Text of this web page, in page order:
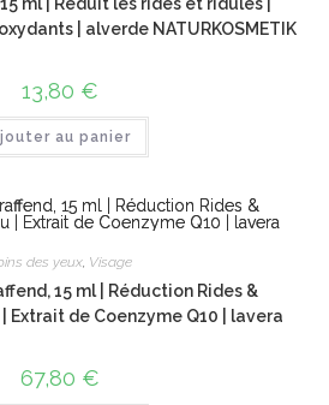
ml | Réduit les rides et ridules |
| alverde NATURKOSMETIK
13,80 €
au panier
des yeux, Visage
15 ml | Réduction Rides &
Extrait de Coenzyme Q10 | lavera
67,80 €